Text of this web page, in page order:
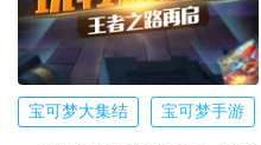
宝可梦大集结 宝可梦手游